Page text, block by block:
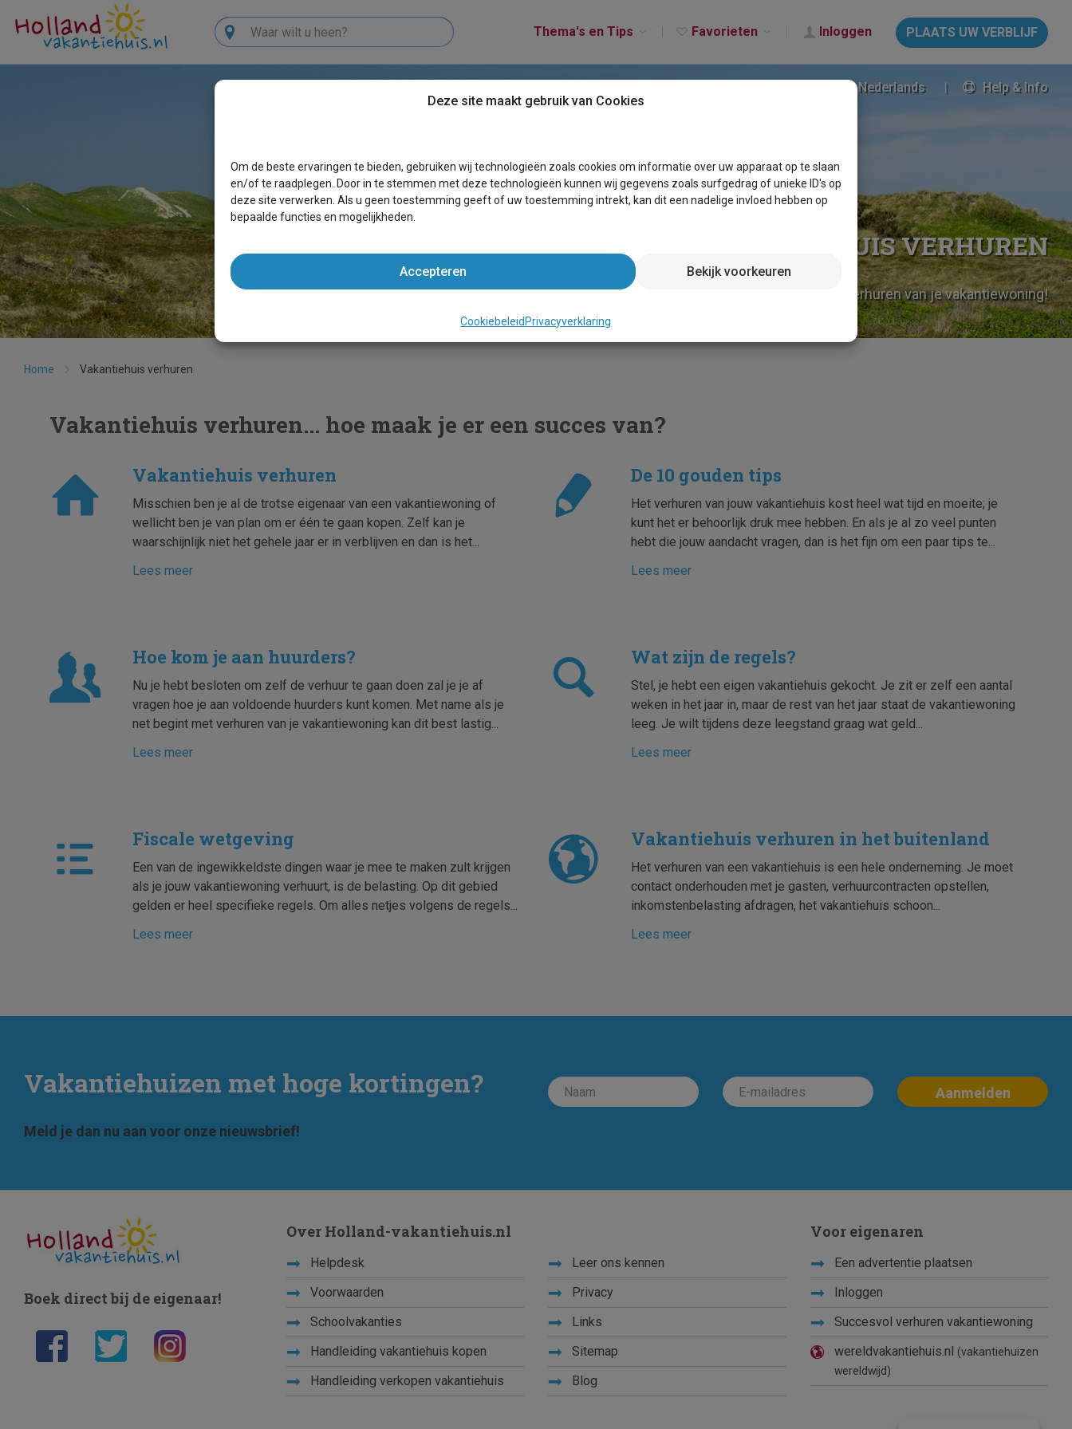
Thema's en Tips Favorieten Inloggen PLAATS UW VERBLIJF
Zoeken
Nederlands Help & Info
VAKANTIEHUIS VERHUREN
De gouden regels voor het succesvol verhuren van je vakantiewoning!
Home Vakantiehuis verhuren
Vakantiehuis verhuren... hoe maak je er een succes van?
Vakantiehuis verhuren
Misschien ben je al de trotse eigenaar van een vakantiewoning of
wellicht ben je van plan om er één te gaan kopen. Zelf kan je
waarschijnlijk niet het gehele jaar er in verblijven en dan is het...
Lees meer
De 10 gouden tips
Het verhuren van jouw vakantiehuis kost heel wat tijd en moeite; je
kunt het er behoorlijk druk mee hebben. En als je al zo veel punten
hebt die jouw aandacht vragen, dan is het fijn om een paar tips te...
Lees meer
Hoe kom je aan huurders?
Nu je hebt besloten om zelf de verhuur te gaan doen zal je je af
vragen hoe je aan voldoende huurders kunt komen. Met name als je
net begint met verhuren van je vakantiewoning kan dit best lastig...
Lees meer
Wat zijn de regels?
Stel, je hebt een eigen vakantiehuis gekocht. Je zit er zelf een aantal
weken in het jaar in, maar de rest van het jaar staat de vakantie­woning
leeg. Je wilt tijdens deze leegstand graag wat geld...
Lees meer
Fiscale wetgeving
Een van de ingewikkeldste dingen waar je mee te maken zult krijgen
als je jouw vakantiewoning verhuurt, is de belasting. Op dit gebied
gelden er heel specifieke regels. Om alles netjes volgens de regels...
Lees meer
Vakantiehuis verhuren in het buitenland
Het verhuren van een vakantiehuis is een hele onderneming. Je moet
contact onderhouden met je gasten, verhuurcontracten opstellen,
inkomstenbelasting afdragen, het vakantiehuis schoon...
Lees meer
Vakantiehuizen met hoge kortingen?
Meld je dan nu aan voor onze nieuwsbrief!
Deze site maakt gebruik van Cookies
Om de beste ervaringen te bieden, gebruiken wij technologieën zoals cookies om informatie over uw apparaat op te slaan
en/of te raadplegen. Door in te stemmen met deze technologieën kunnen wij gegevens zoals surfgedrag of unieke ID's op
deze site verwerken. Als u geen toestemming geeft of uw toestemming intrekt, kan dit een nadelige invloed hebben op
bepaalde functies en mogelijkheden.
Accepteren Bekijk voorkeuren
Cookiebeleid Privacyverklaring
Boek direct bij de eigenaar!
Over Holland-vakantiehuis.nl
Helpdesk
Voorwaarden
Schoolvakanties
Handleiding vakantiehuis kopen
Handleiding verkopen vakantiehuis
Leer ons kennen
Privacy
Links
Sitemap
Blog
Voor eigenaren
Een advertentie plaatsen
Inloggen
Succesvol verhuren vakantiewoning
wereldvakantiehuis.nl (vakantiehuizen
wereldwijd)